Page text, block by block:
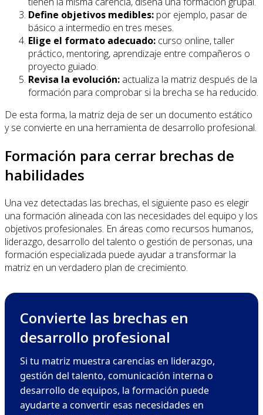
Define objetivos medibles: por ejemplo, pasar de
básico a intermedio en tres meses.
Elige el formato adecuado: curso online, taller
práctico, mentoring, aprendizaje entre compañeros o
proyecto guiado.
Revisa la evolución: actualiza la matriz después de la
formación para comprobar si la brecha se ha reducido.
De esta forma, la matriz deja de ser un documento estático
y se convierte en una herramienta de desarrollo profesional.
Formación para cerrar brechas de
habilidades
Una vez detectadas las brechas, el siguiente paso es elegir
una formación alineada con las necesidades del equipo y los
objetivos profesionales. En áreas como recursos humanos,
liderazgo, desarrollo del talento o gestión de personas, una
formación especializada puede ayudar a transformar la
matriz en un verdadero plan de crecimiento.
Convierte las brechas en
desarrollo profesional
Si tu matriz muestra carencias en liderazgo,
gestión del talento, comunicación interna o
desarrollo de equipos, la formación puede
ayudarte a convertir esas necesidades en